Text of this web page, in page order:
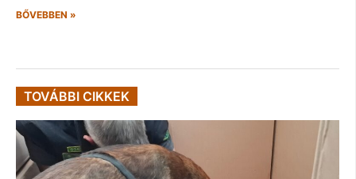
BŐVEBBEN »
TOVÁBBI CIKKEK